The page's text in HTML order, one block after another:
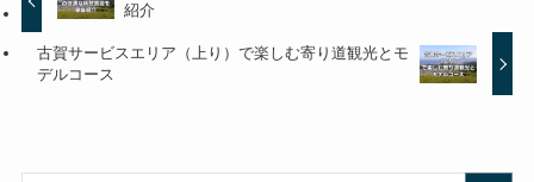
紹介
古賀サービスエリア（上り）で楽しむ寄り道観光とモ
デルコース